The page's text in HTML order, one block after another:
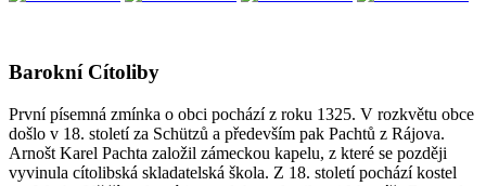
Barokní Cítoliby
První písemná zmínka o obci pochází z roku 1325. V rozkvětu obce
došlo v 18. století za Schützů a především pak Pachtů z Rájova.
Arnošt Karel Pachta založil zámeckou kapelu, z které se později
vyvinula cítolibská skladatelská škola. Z 18. století pochází kostel